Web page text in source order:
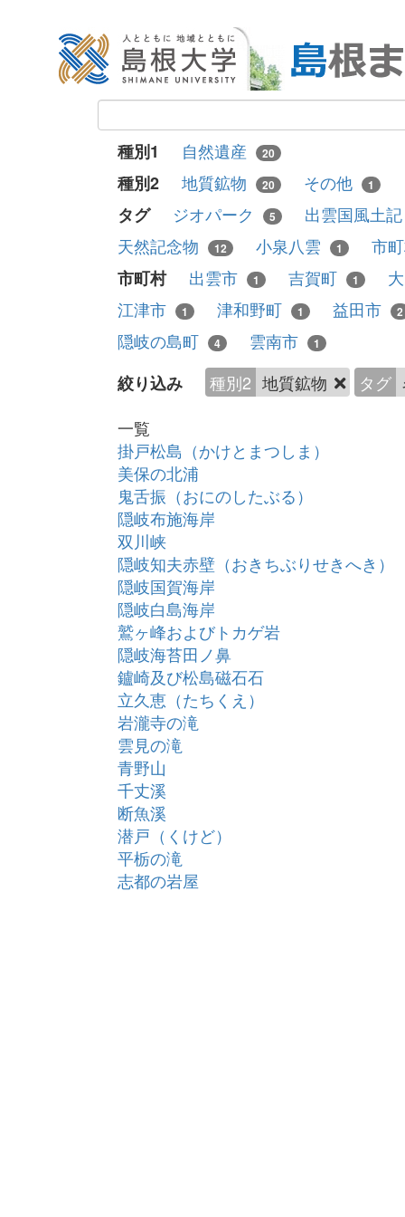
種別1 自然遺産 20
種別2 地質鉱物 20 その他 1
タグ ジオパーク 5
出雲国風土
天然記念物
12 小泉八雲 1
市
市町村
出雲市 1 吉賀町 1
江津市
1 津和野町 1 益田市 2
隠岐の島町 4 雲南市 1
絞り込み 種別2 地質鉱物 タグ
一覧
掛戸松島（かけとまつしま）
美保の北浦
鬼舌振（おにのしたぶる）
隠岐布施海岸
双川峡
隠岐知夫赤壁（おきちぶりせきへき）
隠岐国賀海岸
隠岐白島海岸
鷲ヶ峰およびトカゲ岩
隠岐海苔田ノ鼻
鑪崎及び松島磁石石
立久恵（たちくえ）
岩瀧寺の滝
雲見の滝
青野山
千丈溪
断魚溪
潜戸（くけど）
平栃の滝
志都の岩屋